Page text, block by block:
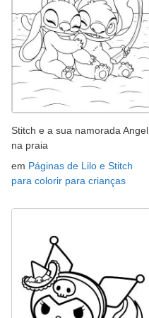
Stitch e a sua namorada Angel
na praia
em Páginas de Lilo e Stitch
para colorir para crianças